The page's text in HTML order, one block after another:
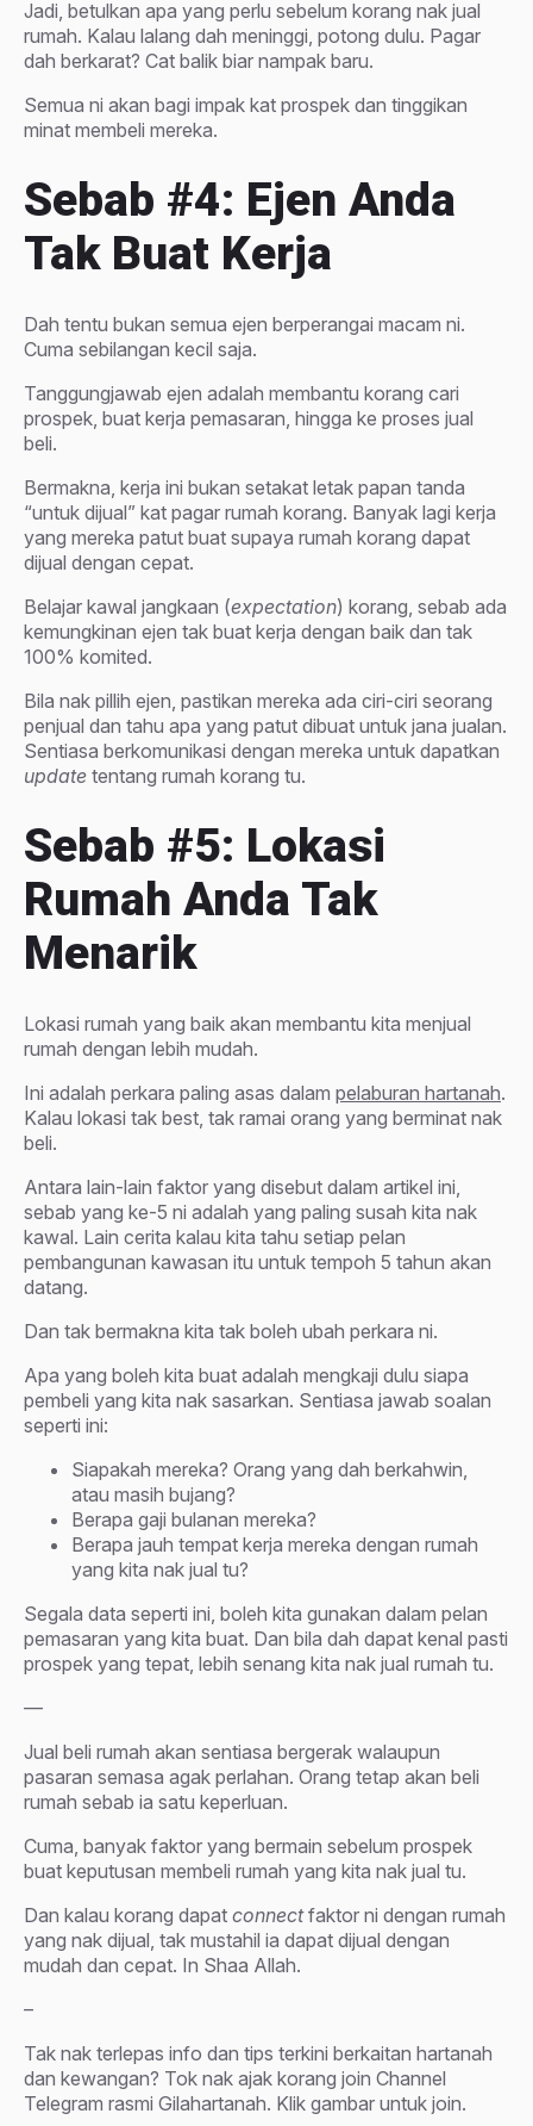
Jadi, betulkan apa yang perlu sebelum korang nak jual
rumah. Kalau lalang dah meninggi, potong dulu. Pagar
dah berkarat? Cat balik biar nampak baru.
Semua ni akan bagi impak kat prospek dan tinggikan
minat membeli mereka.
Sebab #4: Ejen Anda
Tak Buat Kerja
Dah tentu bukan semua ejen berperangai macam ni.
Cuma sebilangan kecil saja.
Tanggungjawab ejen adalah membantu korang cari
prospek, buat kerja pemasaran, hingga ke proses jual
beli.
Bermakna, kerja ini bukan setakat letak papan tanda
“untuk dijual” kat pagar rumah korang. Banyak lagi kerja
yang mereka patut buat supaya rumah korang dapat
dijual dengan cepat.
Belajar kawal jangkaan (expectation) korang, sebab ada
kemungkinan ejen tak buat kerja dengan baik dan tak
100% komited.
Bila nak pillih ejen, pastikan mereka ada ciri-ciri seorang
penjual dan tahu apa yang patut dibuat untuk jana jualan.
Sentiasa berkomunikasi dengan mereka untuk dapatkan
update tentang rumah korang tu.
Sebab #5: Lokasi
Rumah Anda Tak
Menarik
Lokasi rumah yang baik akan membantu kita menjual
rumah dengan lebih mudah.
Ini adalah perkara paling asas dalam pelaburan hartanah.
Kalau lokasi tak best, tak ramai orang yang berminat nak
beli.
Antara lain-lain faktor yang disebut dalam artikel ini,
sebab yang ke-5 ni adalah yang paling susah kita nak
kawal. Lain cerita kalau kita tahu setiap pelan
pembangunan kawasan itu untuk tempoh 5 tahun akan
datang.
Dan tak bermakna kita tak boleh ubah perkara ni.
Apa yang boleh kita buat adalah mengkaji dulu siapa
pembeli yang kita nak sasarkan. Sentiasa jawab soalan
seperti ini:
Siapakah mereka? Orang yang dah berkahwin,
atau masih bujang?
Berapa gaji bulanan mereka?
Berapa jauh tempat kerja mereka dengan rumah
yang kita nak jual tu?
Segala data seperti ini, boleh kita gunakan dalam pelan
pemasaran yang kita buat. Dan bila dah dapat kenal pasti
prospek yang tepat, lebih senang kita nak jual rumah tu.
—
Jual beli rumah akan sentiasa bergerak walaupun
pasaran semasa agak perlahan. Orang tetap akan beli
rumah sebab ia satu keperluan.
Cuma, banyak faktor yang bermain sebelum prospek
buat keputusan membeli rumah yang kita nak jual tu.
Dan kalau korang dapat connectfaktor ni dengan rumah
yang nak dijual, tak mustahil ia dapat dijual dengan
mudah dan cepat. In Shaa Allah.
–
Tak nak terlepas info dan tips terkini berkaitan hartanah
dan kewangan? Tok nak ajak korang join Channel
Telegram rasmi Gilahartanah. Klik gambar untuk join.